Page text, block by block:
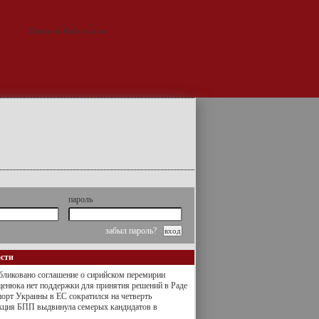
пароль
забыл пароль?
соглашение о сирийском перемирии
нет поддержки для принятия решений в Раде
Украины в ЕС сократился на четверть
БПП выдвинула семерых кандидатов в